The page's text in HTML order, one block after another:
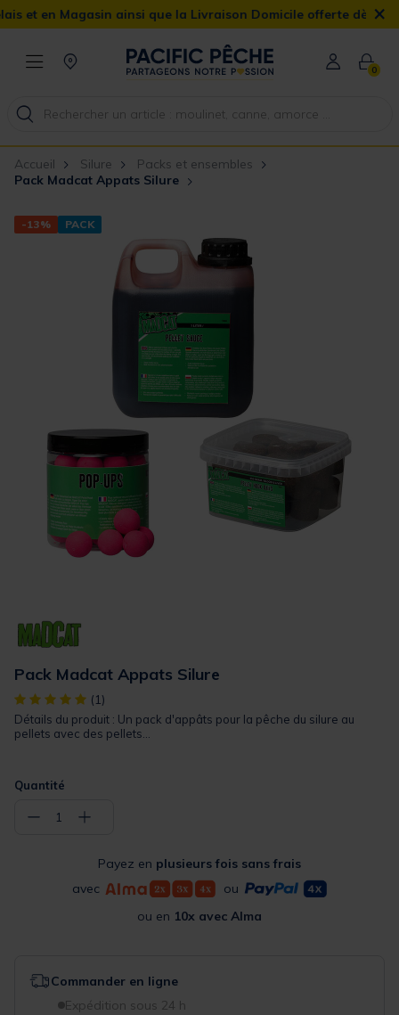
ainsi que la Livraison Domicile offerte dès 90€ ×
0
Accueil Silure
Packs et ensembles
Pack Madcat Appats Silure
-13% PACK
Pack Madcat Appats Silure
[object Object] out of 5 Customer Rating
(1)
Détails du produit : Un pack d'appâts pour la pêche du silure au
pellets avec des pellets...
Quantité
− 1 +
Payez en plusieurs fois sans frais
avec
ou
ou en 10x avec Alma
Commander en ligne
Expédition sous 24 h